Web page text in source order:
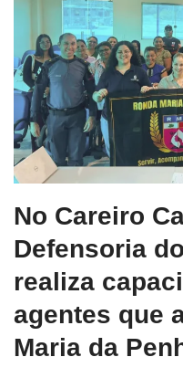
No Careiro
Defensoria
realiza
agentes que
Maria da